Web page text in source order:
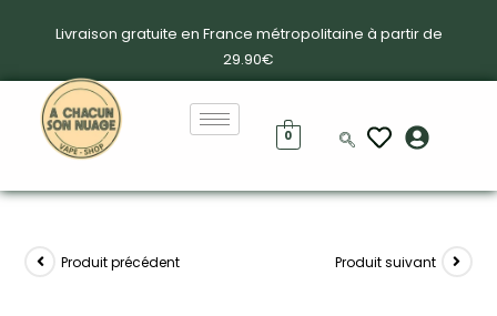
Livraison gratuite en France métropolitaine à partir de
29.90€
0
Produit précédent Produit suivant